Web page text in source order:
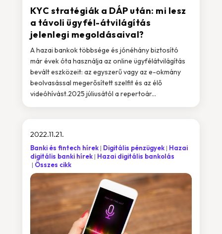
KYC stratégiák a DÁP után: mi lesz
a távoli ügyfél-átvilágítás
jelenlegi megoldásaival?
A hazai bankok többsége és jónéhány biztosító
már évek óta használja az online ügyfélátvilágítás
bevált eszközeit: az egyszerű vagy az e-okmány
beolvasással megerősített szelfit és az élő
videóhívást.2025 júliusától a repertoár...
2022.11.21.
Banki és fintech hírek Digitális pénzügyek
Hazai
digitális banki hírek
Hazai digitális bankolás
Összes cikk